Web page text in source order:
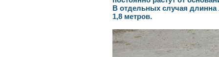
В отдельных случая длинна
1,8 метров.